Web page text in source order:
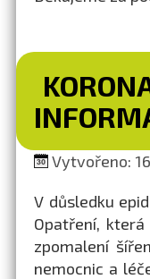
Vytvořeno:
V důsledku
Opatření,
zpomalení
nemocnic a